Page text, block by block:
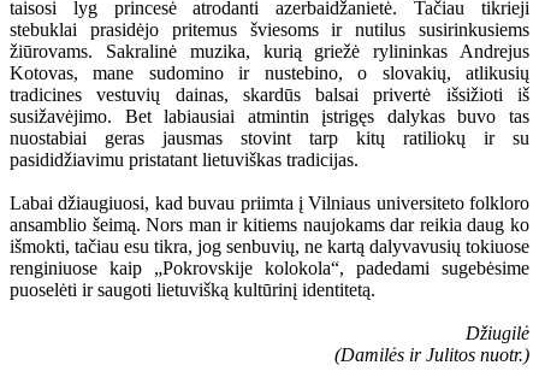
taisosi lyg princesė atrodanti azerbaidžanietė. Tačiau tikrieji
stebuklai prasidėjo pritemus šviesoms ir nutilus susirinkusiems
žiūrovams. Sakralinė muzika, kurią griežė rylininkas Andrejus
Kotovas, mane sudomino ir nustebino, o slovakių, atlikusių
tradicines vestuvių dainas, skardūs balsai privertė išsižioti iš
susižavėjimo. Bet labiausiai atmintin įstrigęs dalykas buvo tas
nuostabiai geras jausmas stovint tarp kitų ratiliokų ir su
pasididžiavimu pristatant lietuviškas tradicijas.
Labai džiaugiuosi, kad buvau priimta į Vilniaus universiteto folkloro
ansamblio šeimą. Nors man ir kitiems naujokams dar reikia daug ko
išmokti, tačiau esu tikra, jog senbuvių, ne kartą dalyvavusių tokiuose
renginiuose kaip „Pokrovskije kolokola“, padedami sugebėsime
puoselėti ir saugoti lietuvišką kultūrinį identitetą.
Džiugilė
(Damilės ir Julitos nuotr.)